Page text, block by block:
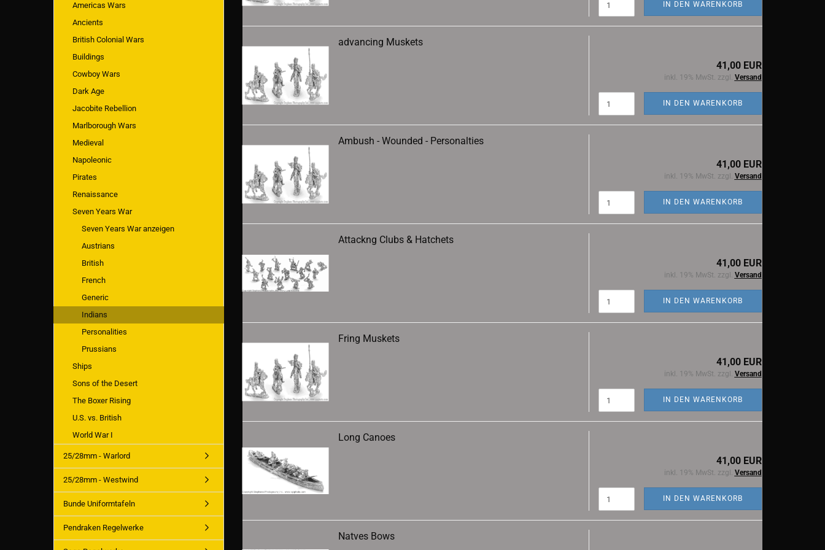
IN DEN WARENKORB
advancing Muskets
41,00 EUR
inkl. 19% MwSt. zzgl. Versand
IN DEN WARENKORB
Ambush - Wounded - Personalties
41,00 EUR
inkl. 19% MwSt. zzgl. Versand
IN DEN WARENKORB
Attackng Clubs & Hatchets
41,00 EUR
inkl. 19% MwSt. zzgl. Versand
IN DEN WARENKORB
Fring Muskets
41,00 EUR
inkl. 19% MwSt. zzgl. Versand
IN DEN WARENKORB
Long Canoes
41,00 EUR
inkl. 19% MwSt. zzgl. Versand
IN DEN WARENKORB
Natves Bows
Americas Wars
Ancients
British Colonial Wars
Buildings
Cowboy Wars
Dark Age
Jacobite Rebellion
Marlborough Wars
Medieval
Napoleonic
Pirates
Renaissance
Seven Years War
Seven Years War anzeigen
Austrians
British
French
Generic
Indians
Personalities
Prussians
Ships
Sons of the Desert
The Boxer Rising
U.S. vs. British
World War I
25/28mm - Warlord
25/28mm - Westwind
Bunde Uniformtafeln
Pendraken Regelwerke